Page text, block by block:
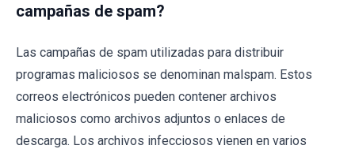
campañas de spam?
Las campañas de spam utilizadas para distribuir
programas maliciosos se denominan malspam. Estos
correos electrónicos pueden contener archivos
maliciosos como archivos adjuntos o enlaces de
descarga. Los archivos infecciosos vienen en varios